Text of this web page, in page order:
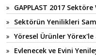
GAPPLAST 2017
Sektörün Yenilikleri
Yöresel Ürünler
Evlenecek ve Evini